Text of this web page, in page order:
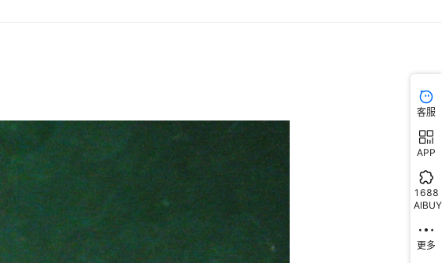
客服
APP
1688
AIBUY
更多